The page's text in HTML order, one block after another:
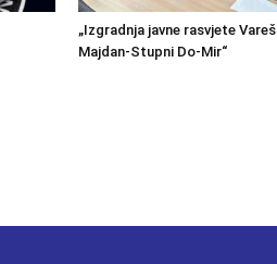
„Izgradnja javne rasvjete Vareš
Majdan-Stupni Do-Mir“